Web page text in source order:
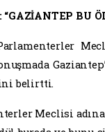
Belediye
anlayışıyla bu